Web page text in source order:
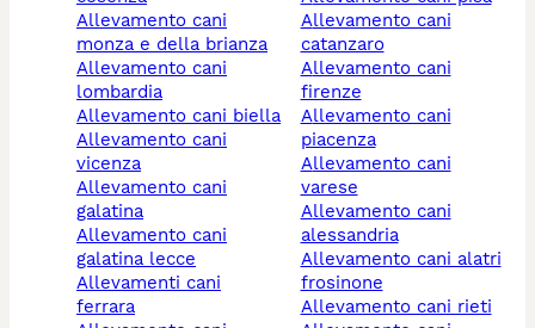
allevamento cani
monza e della brianza
allevamento cani
lombardia
allevamento cani biella
allevamento cani
vicenza
allevamento cani
galatina
allevamento cani
galatina lecce
allevamenti cani
ferrara
allevamento cani
catanzaro
allevamento cani
firenze
allevamento cani
piacenza
allevamento cani
varese
allevamento cani
alessandria
allevamento cani alatri
frosinone
allevamento cani rieti